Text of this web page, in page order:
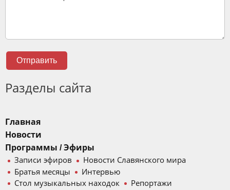
Отправить
Разделы сайта
Главная
Новости
Программы / Эфиры
Записи эфиров
Новости Славянского мира
Братья месяцы
Интервью
Стол музыкальных находок
Репортажи